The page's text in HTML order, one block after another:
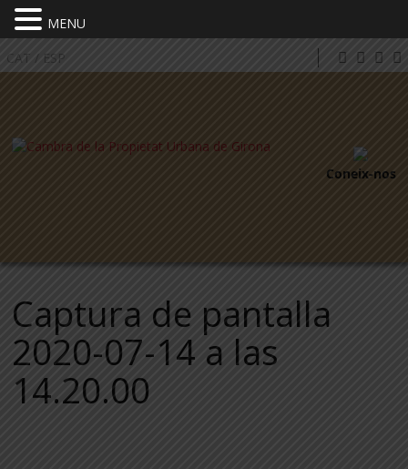
CAT / ESP
Coneix-nos
Captura de pantalla
2020-07-14 a las
14.20.00
MENU